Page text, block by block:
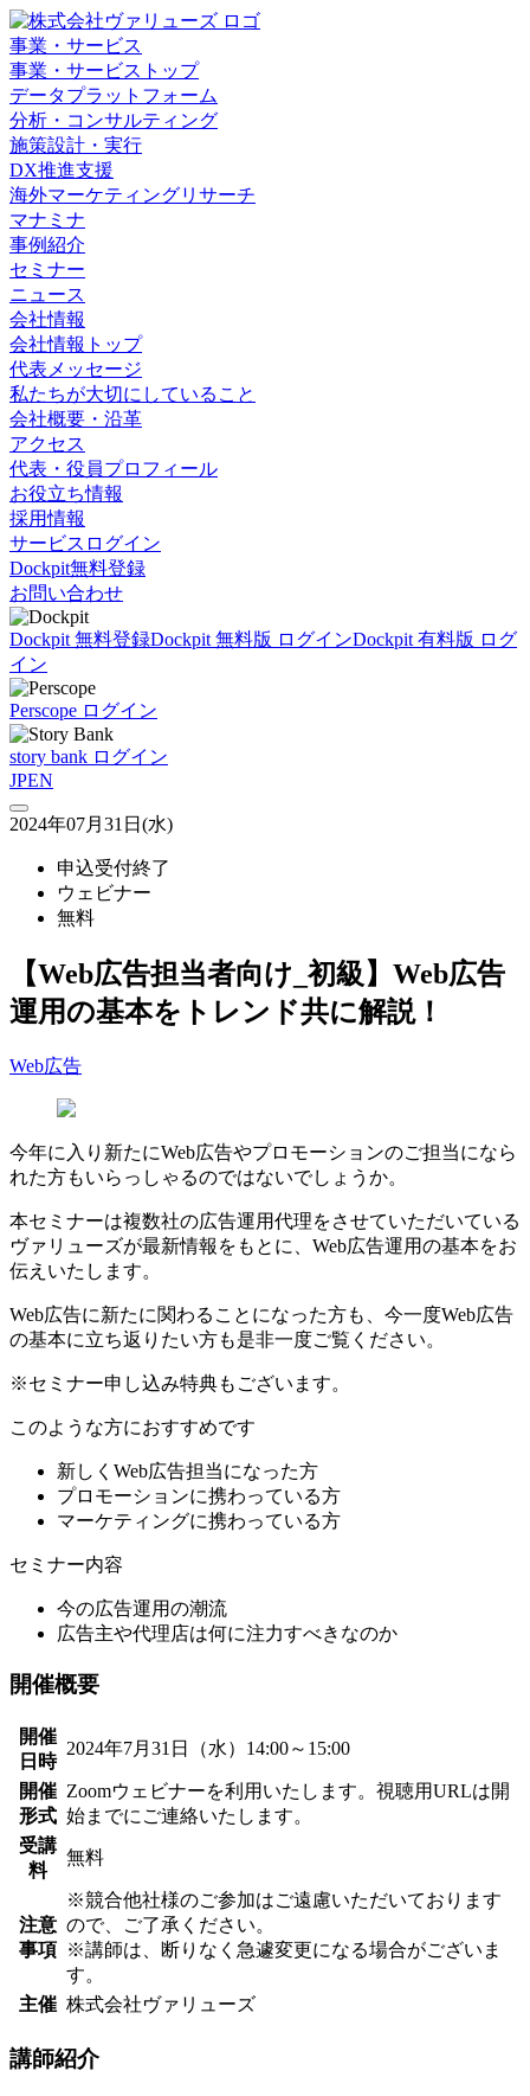
事業・サービス
事業・サービストップ
データプラットフォーム
分析・コンサルティング
施策設計・実行
DX推進支援
海外マーケティングリサーチ
マナミナ
事例紹介
セミナー
ニュース
会社情報
会社情報トップ
代表メッセージ
私たちが大切にしていること
会社概要・沿革
アクセス
代表・役員プロフィール
お役立ち情報
採用情報
サービスログイン
Dockpit無料登録
お問い合わせ
Dockpit 無料登録Dockpit 無料版 ログインDockpit 有料版 ログ
イン
Perscope ログイン
story bank ログイン
JPEN
2024年07月31日(水)
申込受付終了
ウェビナー
無料
【Web広告担当者向け_初級】Web広告
運用の基本をトレンド共に解説！
Web広告
今年に入り新たにWeb広告やプロモーションのご担当になら
れた方もいらっしゃるのではないでしょうか。
本セミナーは複数社の広告運用代理をさせていただいている
ヴァリューズが最新情報をもとに、Web広告運用の基本をお
伝えいたします。
Web広告に新たに関わることになった方も、今一度Web広告
の基本に立ち返りたい方も是非一度ご覧ください。
※セミナー申し込み特典もございます。
このような方におすすめです
新しくWeb広告担当になった方
プロモーションに携わっている方
マーケティングに携わっている方
セミナー内容
今の広告運用の潮流
広告主や代理店は何に注力すべきなのか
開催概要
開催
日時
2024年7月31日（水）14:00～15:00
開催
形式
Zoomウェビナーを利用いたします。視聴用URLは開
始までにご連絡いたします。
受講
料
無料
注意
事項
※競合他社様のご参加はご遠慮いただいております
ので、ご了承ください。
※講師は、断りなく急遽変更になる場合がございま
す。
主催 株式会社ヴァリューズ
講師紹介